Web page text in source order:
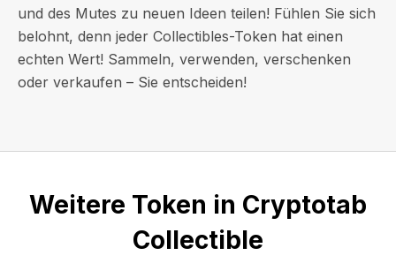
und des Mutes zu neuen Ideen teilen! Fühlen Sie sich
belohnt, denn jeder Collectibles-Token hat einen
echten Wert! Sammeln, verwenden, verschenken
oder verkaufen – Sie entscheiden!
Weitere Token in Cryptotab
Collectible